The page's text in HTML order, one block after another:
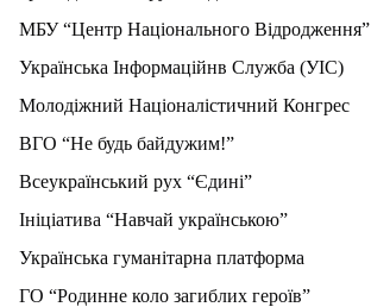
МБУ “Центр Національного Відродження”
Українська Інформаційнв Служба (УІС)
Молодіжний Націоналістичний Конгрес
ВГО “Не будь байдужим!”
Всеукраїнський рух “Єдині”
Ініціатива “Навчай українською”
Українська гуманітарна платформа
ГО “Родинне коло загиблих героїв”